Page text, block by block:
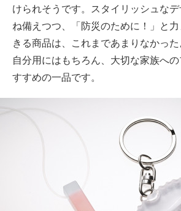
けられそうです。スタイリッシュな
ね備えつつ、「防災のために！」と
きる商品は、これまであまりなかった
自分用にはもちろん、大切な家族へ
すすめの一品です。